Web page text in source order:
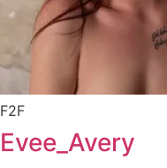
F2F
Evee_Avery